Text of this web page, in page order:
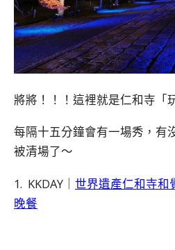
將將！！！這裡就是仁和寺「
每隔十五分鐘會有一場秀，有
被清場了～
1. KKDAY｜ 世界遺產仁和寺和
晚餐